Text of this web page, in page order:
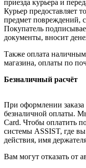
приезда курьера и
Курьер предоставляет
предмет повреждений,
Покупатель
документы, вносит
Также оплата
магазина, оплаты по
Безналичный расчёт
При оформлении
безналичной оплаты.
Card. Чтобы оплатить
системы ASSIST, где
действия, имя
Вам могут отказать от